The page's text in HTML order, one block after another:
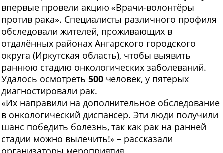
впервые провели акцию «Врачи-волонтёры
против рака». Специалисты различного профиля
обследовали жителей, проживающих в
отдалённых районах Ангарского городского
округа (Иркутская область), чтобы выявить
раннюю стадию онкологических заболеваний.
Удалось осмотреть 500 человек, у пятерых
диагностировали рак.
«Их направили на дополнительное обследование
в онкологический диспансер. Эти люди получили
шанс победить болезнь, так как рак на ранней
стадии можно вылечить!» – рассказали
организаторы мероприятия.